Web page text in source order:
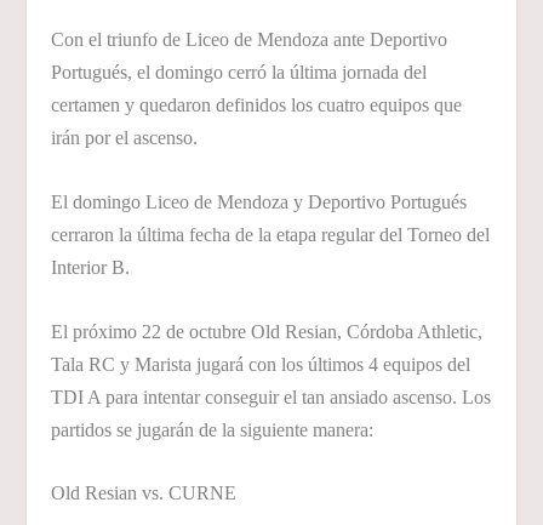
Con el triunfo de Liceo de Mendoza ante Deportivo
Portugués, el domingo cerró la última jornada del
certamen y quedaron definidos los cuatro equipos que
irán por el ascenso.
El domingo Liceo de Mendoza y Deportivo Portugués
cerraron la última fecha de la etapa regular del Torneo del
Interior B.
El próximo 22 de octubre Old Resian, Córdoba Athletic,
Tala RC y Marista jugará con los últimos 4 equipos del
TDI A para intentar conseguir el tan ansiado ascenso. Los
partidos se jugarán de la siguiente manera:
Old Resian vs. CURNE